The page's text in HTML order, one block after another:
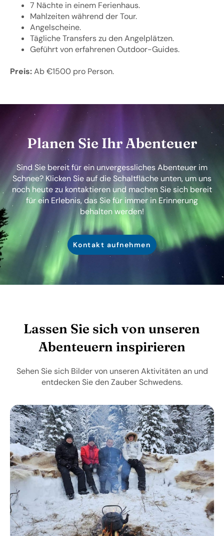
7 Nächte in einem Ferienhaus.
Mahlzeiten während der Tour.
Angelscheine.
Tägliche Transfers zu den Angelplätzen.
Geführt von erfahrenen Outdoor-Guides.
Preis:Ab €1500 pro Person.
Planen Sie Ihr Abenteuer
Sind Sie bereit für ein unvergessliches Abenteuer im
Schnee? Klicken Sie auf die Schaltfläche unten, um uns
noch heute zu kontaktieren und machen Sie sich bereit
für ein Erlebnis, das Sie für immer in Erinnerung
behalten werden!
Kontakt aufnehmen
Lassen Sie sich von unseren
Abenteuern inspirieren
Sehen Sie sich Bilder von unseren Aktivitäten an und
entdecken Sie den Zauber Schwedens.